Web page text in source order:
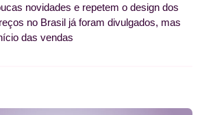
novidades e repetem o design dos
no Brasil já foram divulgados, mas
das vendas